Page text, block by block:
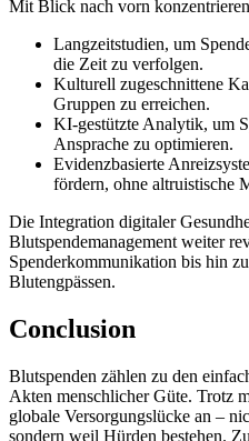
Mit Blick nach vorn
Langzeitstudien, um
die Zeit zu verfolgen.
Kulturell zugeschnittene
Gruppen zu erreichen.
KI-gestützte Analytik, um
Ansprache zu optimieren.
Evidenzbasierte
fördern, ohne altruistische
Die Integration digitaler
Blutspendemanagement weiter
Spenderkommunikation bis hin
Blutengpässen.
Conclusion
Blutspenden zählen zu den
Akten menschlicher Güte. Trotz
globale Versorgungslücke an –
sondern weil Hürden bestehen.